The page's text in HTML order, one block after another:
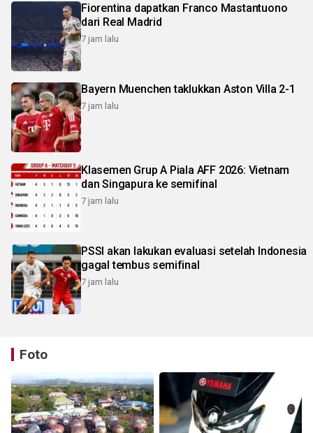
Fiorentina dapatkan Franco Mastantuono
dari Real Madrid
7 jam lalu
Bayern Muenchen taklukkan Aston Villa 2-1
7 jam lalu
Klasemen Grup A Piala AFF 2026: Vietnam
dan Singapura ke semifinal
7 jam lalu
PSSI akan lakukan evaluasi setelah Indonesia
gagal tembus semifinal
7 jam lalu
Foto